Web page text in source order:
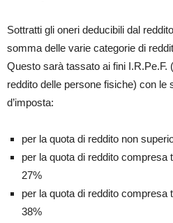
Sottratti gli oneri deducibili dal
somma delle varie categorie di
Questo sarà tassato ai fini I.R.Pe.F.
reddito delle persone fisiche) con le
d’imposta:
per la quota di reddito non
per la quota di reddito compresa
27%
per la quota di reddito compresa
38%